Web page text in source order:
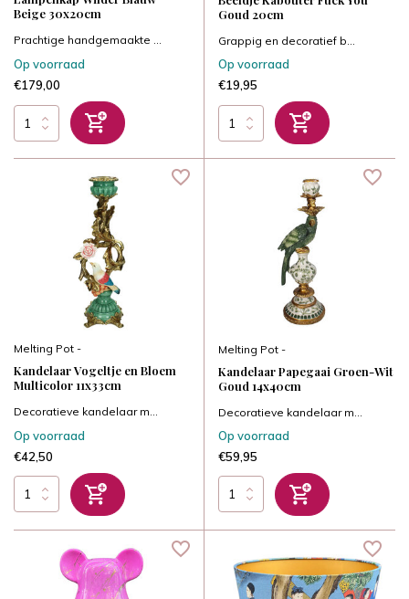
Beige 30x20cm
Prachtige handgemaakte ...
Op voorraad
€179,00
Goud 20cm
Grappig en decoratief b...
Op voorraad
€19,95
Melting Pot -
Kandelaar Vogeltje en Bloem
Multicolor 11x33cm
Decoratieve kandelaar m...
Op voorraad
€42,50
Melting Pot -
Kandelaar Papegaai Groen-Wit
Goud 14x40cm
Decoratieve kandelaar m...
Op voorraad
€59,95